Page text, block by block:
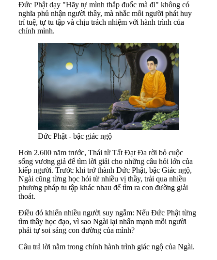
Đức Phật dạy "Hãy tự mình thắp đuốc mà đi" không có
nghĩa phủ nhận người thầy, mà nhắc mỗi người phát huy
trí tuệ, tự tu tập và chịu trách nhiệm với hành trình của
chính mình.
Đức Phật - bậc giác ngộ
Hơn 2.600 năm trước, Thái tử Tất Đạt Đa rời bỏ cuộc
sống vương giả để tìm lời giải cho những câu hỏi lớn của
kiếp người. Trước khi trở thành Đức Phật, bậc Giác ngộ,
Ngài cũng từng học hỏi từ nhiều vị thầy, trải qua nhiều
phương pháp tu tập khác nhau để tìm ra con đường giải
thoát.
Điều đó khiến nhiều người suy ngẫm: Nếu Đức Phật từng
tìm thầy học đạo, vì sao Ngài lại nhấn mạnh mỗi người
phải tự soi sáng con đường của mình?
Câu trả lời nằm trong chính hành trình giác ngộ của Ngài.